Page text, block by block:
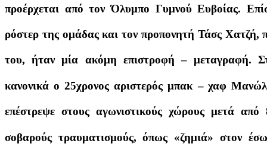
προέρχεται από τον Όλυμπο Γυμνού Ευβοίας.
ρόστερ της ομάδας και τον προπονητή Τάσς Χατζή,
του, ήταν μία ακόμη επιστροφή – μεταγραφή.
κανονικά ο 25χρονος αριστερός μπακ – χαφ
επέστρεψε στους αγωνιστικούς χώρους μετά
σοβαρούς τραυματισμούς, όπως «ζημιά» στον